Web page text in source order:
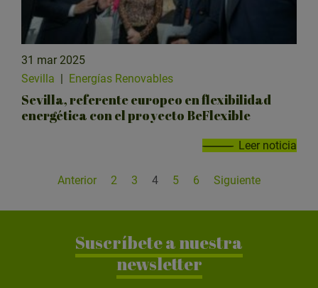
31 mar 2025
Sevilla | Energías Renovables
Sevilla, referente europeo en flexibilidad
energética con el proyecto BeFlexible
Leer noticia
Anterior 2 3 4 5 6 Siguiente
Suscríbete a nuestra
newsletter